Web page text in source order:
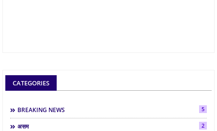
CATEGORIES
BREAKING NEWS 5
असम 2